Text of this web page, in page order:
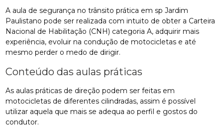
A aula de segurança no trânsito prática em sp Jardim
Paulistano pode ser realizada com intuito de obter a Carteira
Nacional de Habilitação (CNH) categoria A, adquirir mais
experiência, evoluir na condução de motocicletas e até
mesmo perder o medo de dirigir.
Conteúdo das aulas práticas
As aulas práticas de direção podem ser feitas em
motocicletas de diferentes cilindradas, assim é possível
utilizar aquela que mais se adequa ao perfil e gostos do
condutor.